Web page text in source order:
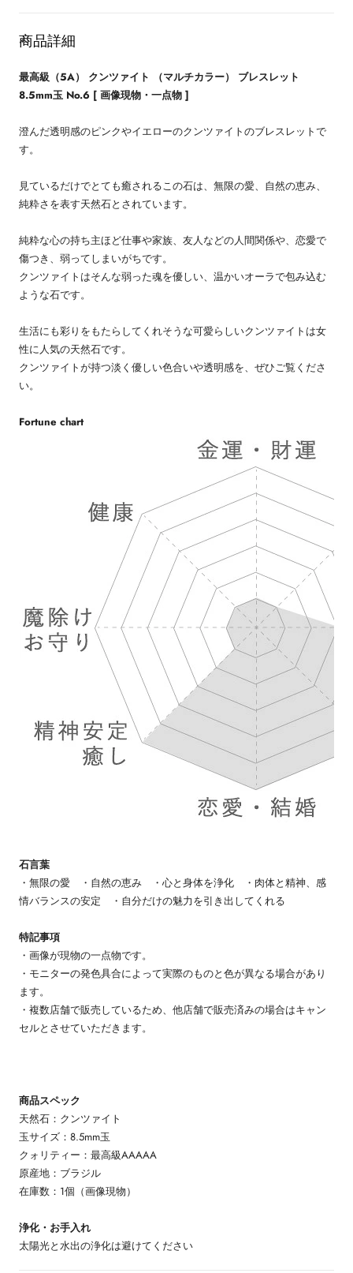
商品詳細
最高級（5A） クンツァイト （マルチカラー） ブレスレット
8.5mm玉 No.6 [ 画像現物・一点物 ]
澄んだ透明感のピンクやイエローのクンツァイトのブレスレットで
す。
見ているだけでとても癒されるこの石は、無限の愛、自然の恵み、
純粋さを表す天然石とされています。
純粋な心の持ち主ほど仕事や家族、友人などの人間関係や、恋愛で
傷つき、弱ってしまいがちです。
クンツァイトはそんな弱った魂を優しい、温かいオーラで包み込む
ような石です。
生活にも彩りをもたらしてくれそうな可愛らしいクンツァイトは女
性に人気の天然石です。
クンツァイトが持つ淡く優しい色合いや透明感を、ぜひご覧くださ
い。
Fortune chart
石言葉
・無限の愛 ・自然の恵み ・心と身体を浄化 ・肉体と精神、感
情バランスの安定 ・自分だけの魅力を引き出してくれる
特記事項
・画像が現物の一点物です。
・モニターの発色具合によって実際のものと色が異なる場合があり
ます。
・複数店舗で販売しているため、他店舗で販売済みの場合はキャン
セルとさせていただきます。
商品スペック
天然石：クンツァイト
玉サイズ：8.5mm玉
クォリティー：最高級AAAAA
原産地：ブラジル
在庫数：1個（画像現物）
浄化・お手入れ
太陽光と水出の浄化は避けてください